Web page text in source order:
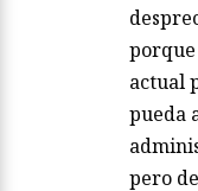
actual
pueda
pero